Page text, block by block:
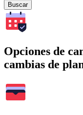
Buscar
Opciones de
cambias de